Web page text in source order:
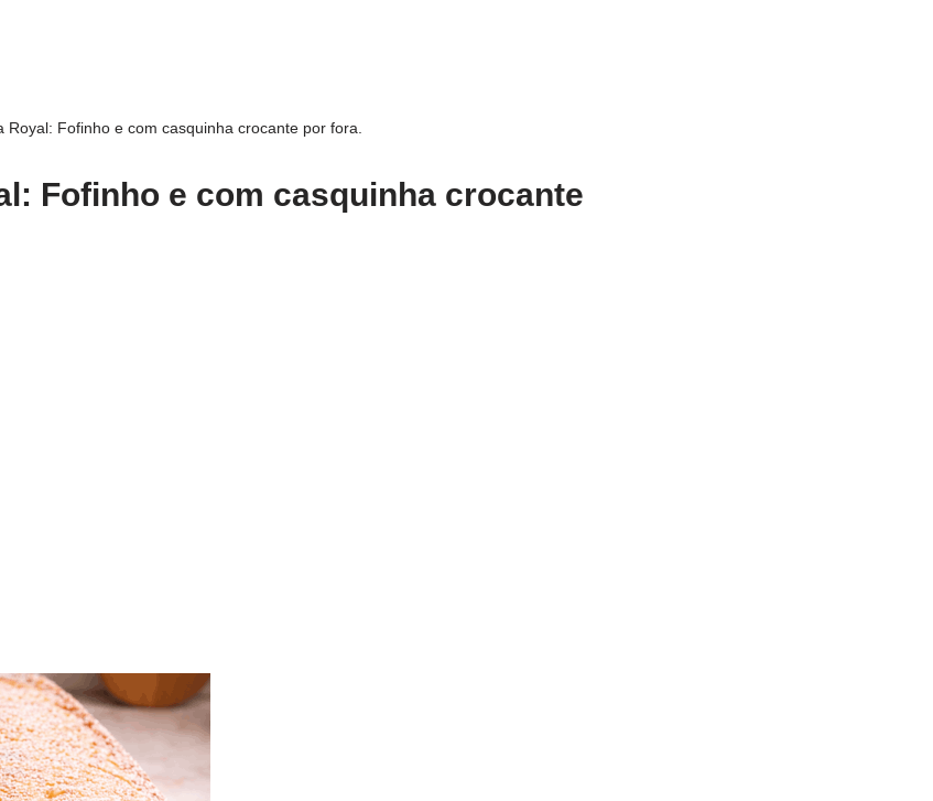
Royal: Fofinho e com casquinha crocante por fora.
Fofinho e com casquinha crocante